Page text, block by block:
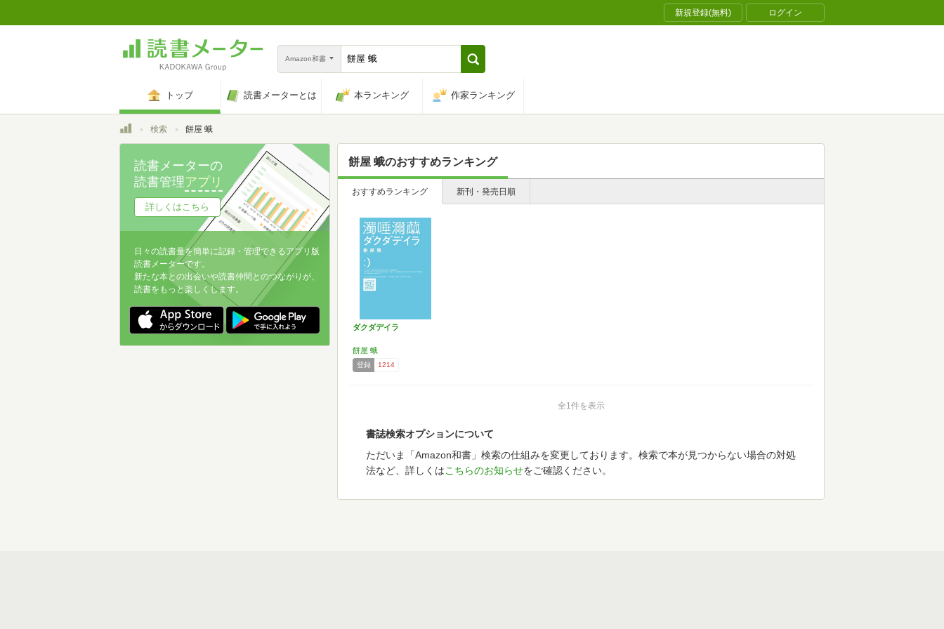
新規登録(無料) ログイン
Amazon和書
トップ 読書メーターとは 本ランキング 作家ランキング
トップ検索 餅屋 蛾
餅屋 蛾のおすすめランキング
おすすめランキング 新刊・発売日順
ダクダデイラ
餅屋 蛾
登録 1214
全1件を表示
書誌検索オプションについて
ただいま「Amazon和書」検索の仕組みを変更しております。検索で本が見つからない場合の対処
法など、詳しくはこちらのお知らせをご確認ください。
読書メーターの
読書管理アプリ
詳しくはこちら
日々の読書量を簡単に記録・管理できるアプリ版
読書メーターです。
新たな本との出会いや読書仲間とのつながりが、
読書をもっと楽しくします。